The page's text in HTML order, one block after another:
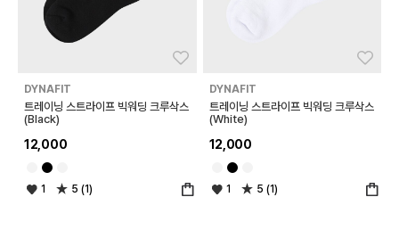
DYNAFIT
트레이닝 스트라이프 빅워딩 크루삭스
(Black)
12,000
1 5 (1)
DYNAFIT
트레이닝 스트라이프 빅워딩 크루삭스
(White)
12,000
1 5 (1)